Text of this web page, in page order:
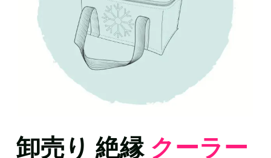
卸売り 絶縁クーラー